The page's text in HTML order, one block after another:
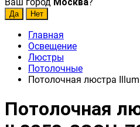
Главная
Освещение
Люстры
Потолочные
Потолочная люстра
Потолочная